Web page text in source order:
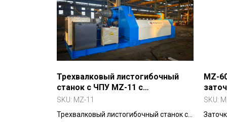
и кузнечном производстве.
Трехвалковый листогибочный
станок с ЧПУ MZ-11 с
горизонтальным опусканием
SKU: MZ-11
Трехвалковый листогибочный станок с
MZ-
SKU: